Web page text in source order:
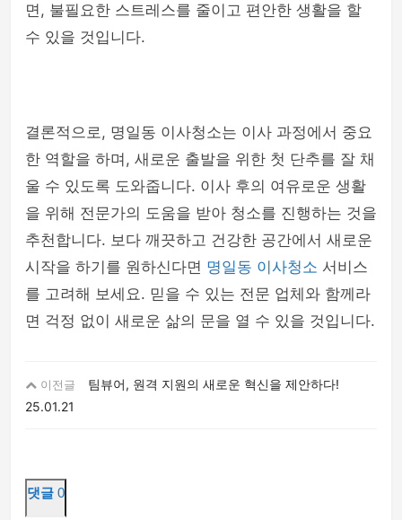
면, 불필요한 스트레스를 줄이고 편안한 생활을 할
수 있을 것입니다.
결론적으로, 명일동 이사청소는 이사 과정에서 중요
한 역할을 하며, 새로운 출발을 위한 첫 단추를 잘 채
울 수 있도록 도와줍니다. 이사 후의 여유로운 생활
을 위해 전문가의 도움을 받아 청소를 진행하는 것을
추천합니다. 보다 깨끗하고 건강한 공간에서 새로운
시작을 하기를 원하신다면 명일동 이사청소 서비스
를 고려해 보세요. 믿을 수 있는 전문 업체와 함께라
면 걱정 없이 새로운 삶의 문을 열 수 있을 것입니다.
이전글
팀뷰어, 원격 지원의 새로운 혁신을 제안하다!
25.01.21
댓글 0